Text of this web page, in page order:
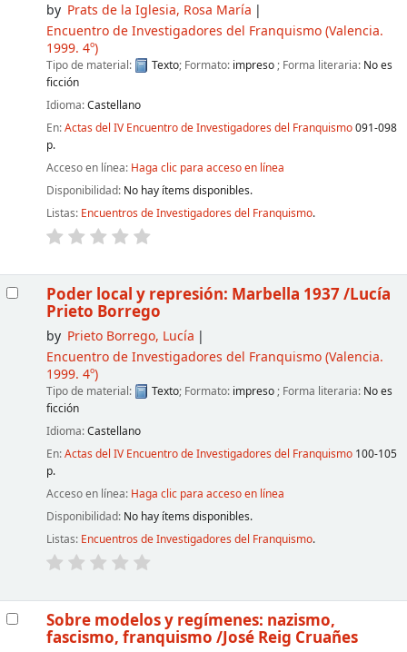
by Prats de la Iglesia, Rosa María
Encuentro de Investigadores del Franquismo(Valencia.
1999. 4º)
Tipo de material: Texto; Formato: impreso ; Forma literaria: No es
ficción
Idioma:Castellano
En:Actas del IV Encuentro de Investigadores del Franquismo091-098
p.
Acceso en línea: Haga clic para acceso en línea
Disponibilidad: No hay ítems disponibles.
Listas: Encuentros de Investigadores del Franquismo.
Poder local y represión: Marbella 1937/Lucía
Prieto Borrego
by Prieto Borrego, Lucía
Encuentro de Investigadores del Franquismo(Valencia.
1999. 4º)
Tipo de material: Texto; Formato: impreso ; Forma literaria: No es
ficción
Idioma:Castellano
En:Actas del IV Encuentro de Investigadores del Franquismo100-105
p.
Acceso en línea: Haga clic para acceso en línea
Disponibilidad: No hay ítems disponibles.
Listas: Encuentros de Investigadores del Franquismo.
Sobre modelos y regímenes: nazismo,
fascismo, franquismo /José Reig Cruañes